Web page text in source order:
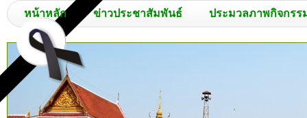
หน้าหลัก ข่าวประชาสัมพันธ์ ประมวลภาพกิจกรร